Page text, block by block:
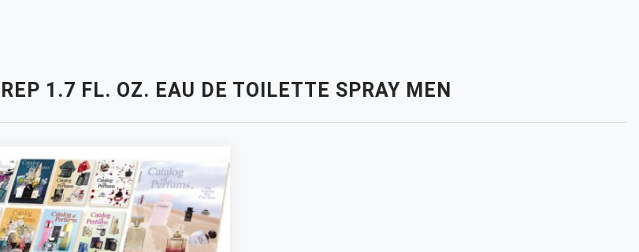
1.7 FL. OZ. EAU DE TOILETTE SPRAY MEN